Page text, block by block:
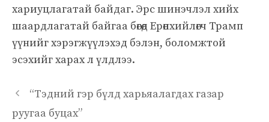
хариуцлагатай байдаг. Эрс шинэчлэл хийх
шаардлагатай байгаа бөгөөд Ерөнхийлөгч Трамп
үүнийг хэрэгжүүлэхэд бэлэн, боломжтой
эсэхийг харах л үлдлээ.
“Тэдний гэр бүлд харьяалагдах газар
руугаа буцах”